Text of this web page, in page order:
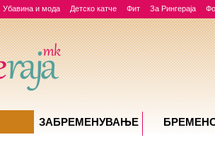
Убавина и мода Детско катче Фит За Рингераја
ЗАБРЕМЕНУВАЊE